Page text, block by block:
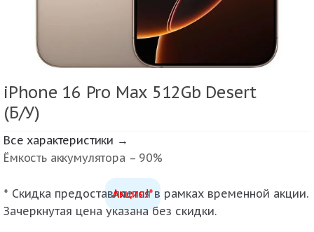
iPhone 16 Pro Max 512Gb Desert
(Б/У)
Все характеристики →
Ёмкость аккумулятора – 90%
Акция!*
* Скидка предоставляется в рамках временной акции.
Зачеркнутая цена указана без скидки.